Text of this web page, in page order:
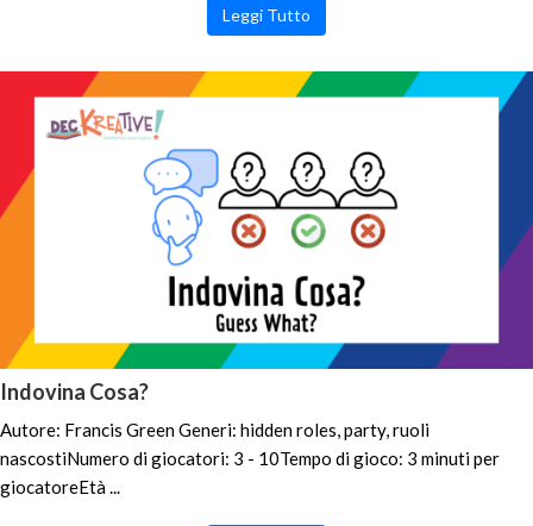
Leggi Tutto
Indovina Cosa?
Autore: Francis Green Generi: hidden roles, party, ruoli
nascostiNumero di giocatori: 3 - 10Tempo di gioco: 3 minuti per
giocatoreEtà ...